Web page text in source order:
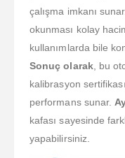
çalışma imkanı
okunması kolay
kullanımlarda bile
Sonuç olarak, bu
kalibrasyon
performans sunar.
kafası sayesinde
yapabilirsiniz.